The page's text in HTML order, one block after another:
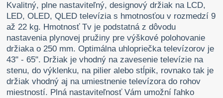
Kvalitný, plne nastaviteľný, designový držiak na LCD,
LED, OLED, QLED televízia s hmotnosťou v rozmedzí 9
až 22 kg. Hmotnosť Tv je podstatná z dôvodu
nastavenia plynovej pružiny pre výškové polohovanie
držiaka o 250 mm. Optimálna uhlopriečka televízorov je
43" - 65". Držiak je vhodný na zavesenie televízie na
stenu, do výklenku, na pilier alebo stĺpik, rovnako tak je
držiak vhodný aj na umiestnenie televízora do rohov
miestností. Plná nastaviteľnosť Vám umožní ľahko